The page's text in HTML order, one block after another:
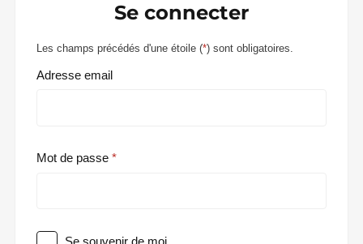
Se connecter
Les champs précédés d'une étoile (*) sont obligatoires.
Adresse email
Mot de passe
Se souvenir de moi